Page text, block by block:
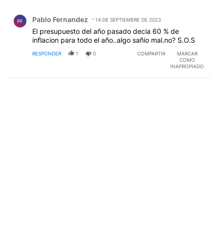
PF Pablo Fernandez 14 DE SEPTIEMBRE DE 2023
El presupuesto del año pasado decia 60 % de
inflacion para todo el año..algo sañio mal.no? S.O.S
RESPONDER 1 0 COMPARTIR
MARCAR
COMO
INAPROPIADO